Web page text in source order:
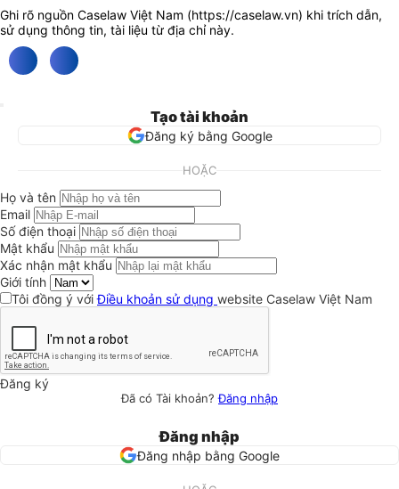
Ghi rõ nguồn Caselaw Việt Nam (https://caselaw.vn) khi trích dẫn,
sử dụng thông tin, tài liệu từ địa chỉ này.
Tạo tài khoản
Đăng ký bằng Google
HOẶC
Họ và tên
Email
Số điện thoại
Mật khẩu
Xác nhận mật khẩu
Giới tính
Tôi đồng ý vớiĐiều khoản sử dụng website Caselaw Việt Nam
Đăng ký
Đã có Tài khoản?Đăng nhập
Đăng nhập
Đăng nhập bằng Google